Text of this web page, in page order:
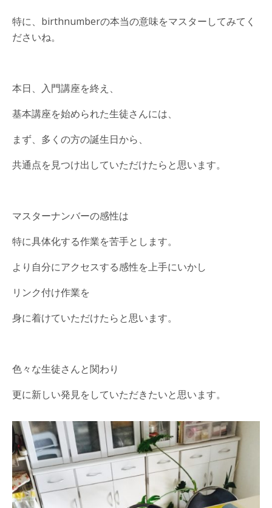
特に、birthnumberの本当の意味をマスターしてみてく
ださいね。
本日、入門講座を終え、
基本講座を始められた生徒さんには、
まず、多くの方の誕生日から、
共通点を見つけ出していただけたらと思います。
マスターナンバーの感性は
特に具体化する作業を苦手とします。
より自分にアクセスする感性を上手にいかし
リンク付け作業を
身に着けていただけたらと思います。
色々な生徒さんと関わり
更に新しい発見をしていただきたいと思います。